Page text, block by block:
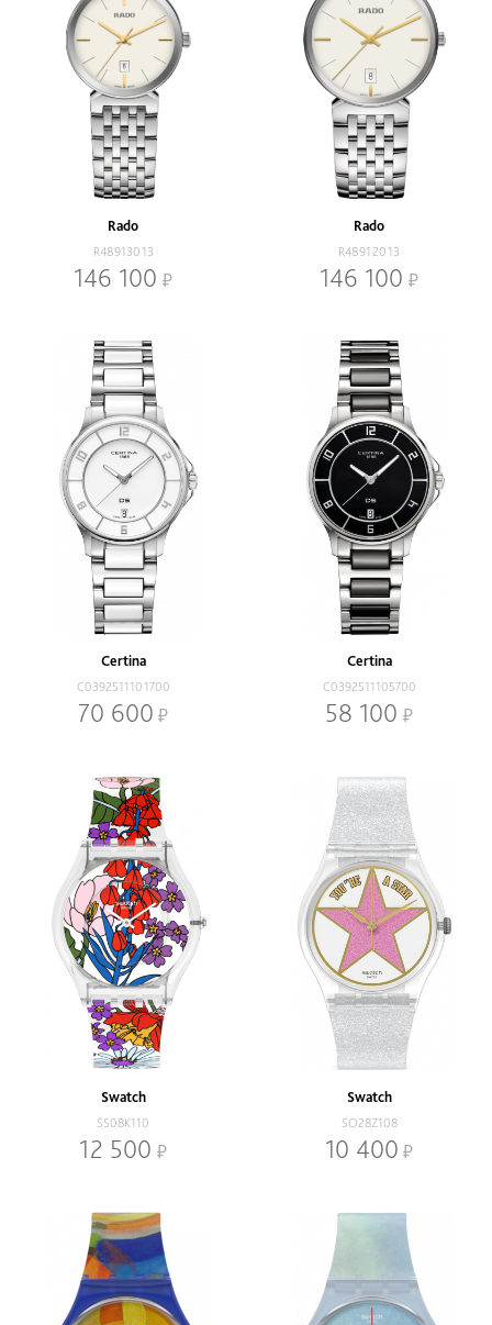
Rado
R48913013
146 100
Rado
R48912013
146 100
Certina
C0392511101700
70 600
Certina
C0392511105700
58 100
Swatch
SS08K110
12 500
Swatch
SO28Z108
10 400